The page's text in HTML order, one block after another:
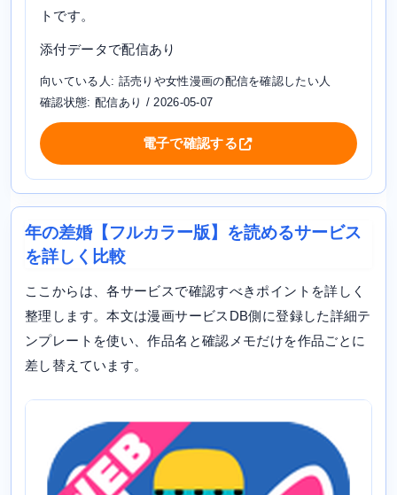
トです。
添付データで配信あり
向いている人: 話売りや女性漫画の配信を確認したい人
確認状態: 配信あり / 2026-05-07
電子で確認する
年の差婚【フルカラー版】を読めるサービス
を詳しく比較
ここからは、各サービスで確認すべきポイントを詳しく
整理します。本文は漫画サービスDB側に登録した詳細テ
ンプレートを使い、作品名と確認メモだけを作品ごとに
差し替えています。